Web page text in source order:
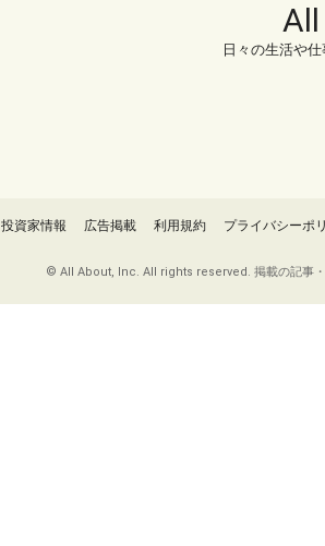
日々の生活や
投資家情報 広告掲載 利用規約 プライバシーポ
© All About, Inc. All rights reserved. 掲載の記事・